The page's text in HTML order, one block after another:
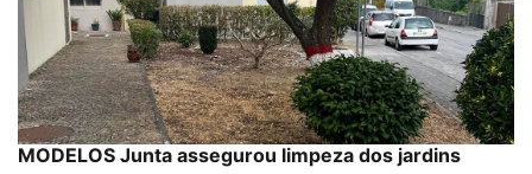
MODELOS Junta assegurou limpeza dos jardins